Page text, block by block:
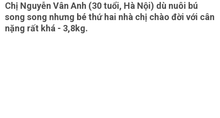
Chị Nguyễn Vân Anh (30 tuổi, Hà Nội) dù nuôi bú
song song nhưng bé thứ hai nhà chị chào đời với cân
nặng rất khá - 3,8kg.